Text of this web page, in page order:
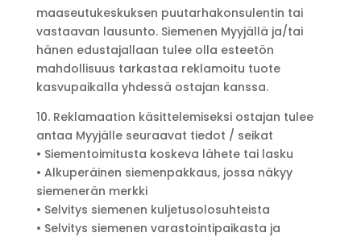
maaseutukeskuksen puutarhakonsulentin tai
vastaavan lausunto. Siemenen Myyjällä ja/tai
hänen edustajallaan tulee olla esteetön
mahdollisuus tarkastaa reklamoitu tuote
kasvupaikalla yhdessä ostajan kanssa.
10. Reklamaation käsittelemiseksi ostajan tulee
antaa Myyjälle seuraavat tiedot / seikat
• Siementoimitusta koskeva lähete tai lasku
• Alkuperäinen siemenpakkaus, jossa näkyy
siemenerän merkki
• Selvitys siemenen kuljetusolosuhteista
• Selvitys siemenen varastointipaikasta ja